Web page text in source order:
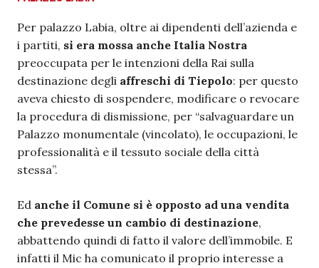
Per palazzo Labia, oltre ai dipendenti dell’azienda e
i partiti, si era mossa anche Italia Nostra
preoccupata per le intenzioni della Rai sulla
destinazione degli affreschi di Tiepolo: per questo
aveva chiesto di sospendere, modificare o revocare
la procedura di dismissione, per “salvaguardare un
Palazzo monumentale (vincolato), le occupazioni, le
professionalità e il tessuto sociale della città
stessa”.
Ed anche il Comune si è opposto ad una vendita
che prevedesse un cambio di destinazione,
abbattendo quindi di fatto il valore dell’immobile. E
infatti il Mic ha comunicato il proprio interesse a